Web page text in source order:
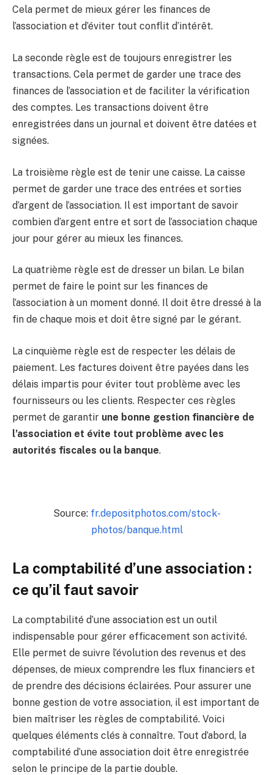
Cela permet de mieux gérer les finances de
l’association et d’éviter tout conflit d’intérêt.
La seconde règle est de toujours enregistrer les
transactions. Cela permet de garder une trace des
finances de l’association et de faciliter la vérification
des comptes. Les transactions doivent être
enregistrées dans un journal et doivent être datées et
signées.
La troisième règle est de tenir une caisse. La caisse
permet de garder une trace des entrées et sorties
d’argent de l’association. Il est important de savoir
combien d’argent entre et sort de l’association chaque
jour pour gérer au mieux les finances.
La quatrième règle est de dresser un bilan. Le bilan
permet de faire le point sur les finances de
l’association à un moment donné. Il doit être dressé à la
fin de chaque mois et doit être signé par le gérant.
La cinquième règle est de respecter les délais de
paiement. Les factures doivent être payées dans les
délais impartis pour éviter tout problème avec les
fournisseurs ou les clients. Respecter ces règles
permet de garantir une bonne gestion financière de
l’association et évite tout problème avec les
autorités fiscales ou la banque.
Source: fr.depositphotos.com/stock-
photos/banque.html
La comptabilité d’une association :
ce qu’il faut savoir
La comptabilité d’une association est un outil
indispensable pour gérer efficacement son activité.
Elle permet de suivre l’évolution des revenus et des
dépenses, de mieux comprendre les flux financiers et
de prendre des décisions éclairées. Pour assurer une
bonne gestion de votre association, il est important de
bien maîtriser les règles de comptabilité. Voici
quelques éléments clés à connaître. Tout d’abord, la
comptabilité d’une association doit être enregistrée
selon le principe de la partie double.